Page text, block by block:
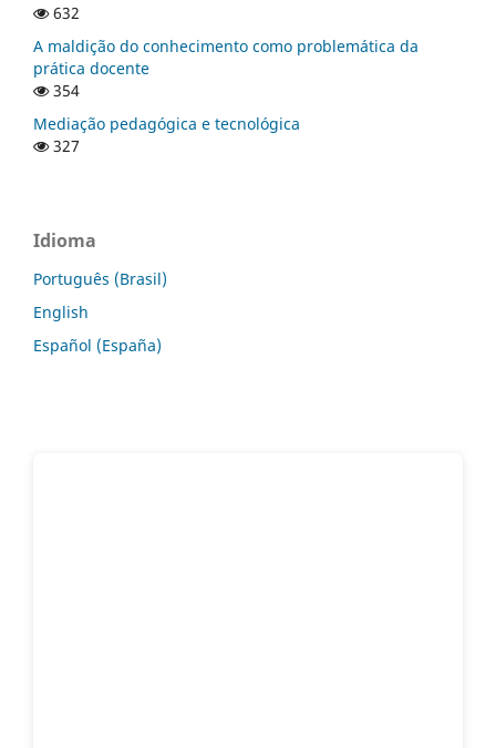
632
A maldição do conhecimento como problemática da
prática docente
354
Mediação pedagógica e tecnológica
327
Idioma
Português (Brasil)
English
Español (España)